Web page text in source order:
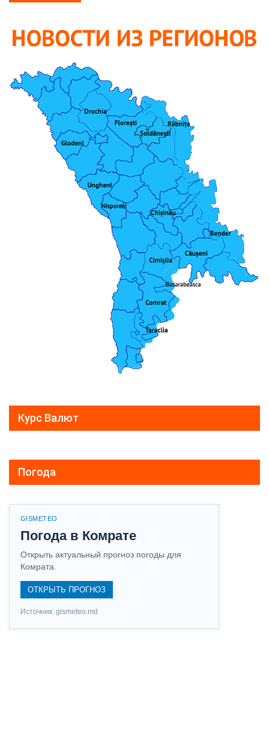
Курс Валют
Погода
GISMETEO
Погода в Комрате
Открыть актуальный прогноз погоды для
Комрата.
ОТКРЫТЬ ПРОГНОЗ
Источник: gismeteo.md